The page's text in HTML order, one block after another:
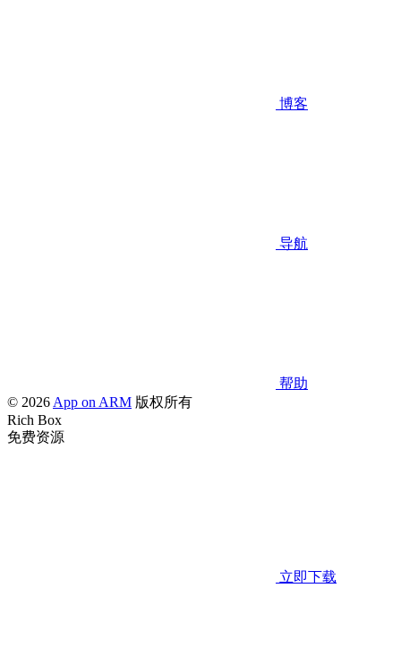
博客
导航
帮助
© 2026 App on ARM 版权所有
Rich Box
免费资源
立即下载